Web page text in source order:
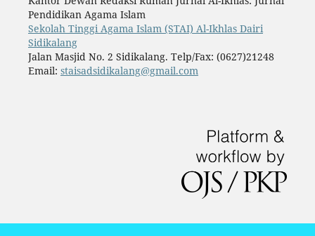
Pendidikan Agama Islam
Sekolah Tinggi Agama Islam (STAI) Al-Ikhlas Dairi
Sidikalang
Jalan Masjid No. 2 Sidikalang. Telp/Fax: (0627)21248
Email: staisadsidikalang@gmail.com